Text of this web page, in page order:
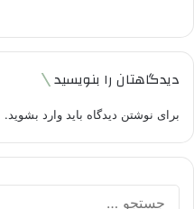
دیدگاهتان را بنویسید
برای نوشتن دیدگاه باید وارد بشوید.